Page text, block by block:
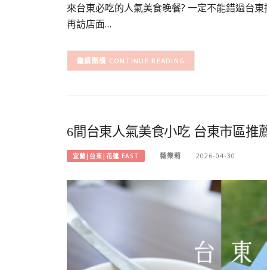
來台東必吃的人氣美食晚餐? 一定不能錯過台
再訪店面…
CONTINUE READING
6間台東人氣美食小吃 台東市區推
宜蘭|台東|花蓮 EAST 薇樂莉 2026-04-30